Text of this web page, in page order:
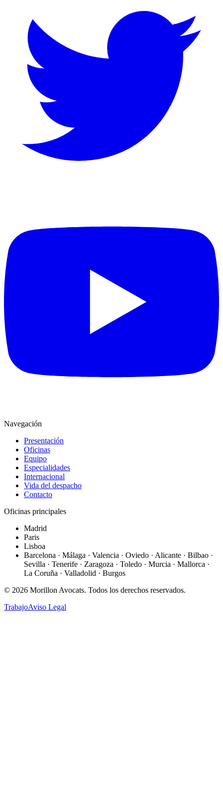
Navegación
Presentación
Oficinas
Equipo
Especialidades
Internacional
Vida del despacho
Contacto
Oficinas principales
Madrid
Paris
Lisboa
Barcelona · Málaga · Valencia · Oviedo · Alicante · Bilbao ·
Sevilla · Tenerife · Zaragoza · Toledo · Murcia · Mallorca ·
La Coruña · Valladolid · Burgos
© 2026 Morillon Avocats. Todos los derechos reservados.
TrabajoAviso Legal